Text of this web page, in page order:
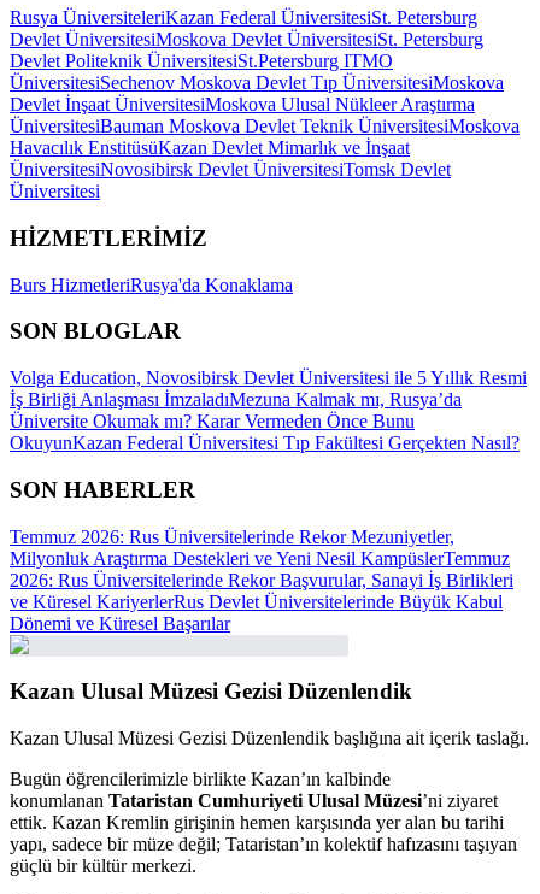
Rusya ÜniversiteleriKazan Federal ÜniversitesiSt. Petersburg
Devlet ÜniversitesiMoskova Devlet ÜniversitesiSt. Petersburg
Devlet Politeknik ÜniversitesiSt.Petersburg ITMO
ÜniversitesiSechenov Moskova Devlet Tıp ÜniversitesiMoskova
Devlet İnşaat ÜniversitesiMoskova Ulusal Nükleer Araştırma
ÜniversitesiBauman Moskova Devlet Teknik ÜniversitesiMoskova
Havacılık EnstitüsüKazan Devlet Mimarlık ve İnşaat
ÜniversitesiNovosibirsk Devlet ÜniversitesiTomsk Devlet
Üniversitesi
HİZMETLERİMİZ
Burs HizmetleriRusya'da Konaklama
SON BLOGLAR
Volga Education, Novosibirsk Devlet Üniversitesi ile 5 Yıllık Resmi
İş Birliği Anlaşması İmzaladıMezuna Kalmak mı, Rusya’da
Üniversite Okumak mı? Karar Vermeden Önce Bunu
OkuyunKazan Federal Üniversitesi Tıp Fakültesi Gerçekten Nasıl?
SON HABERLER
Temmuz 2026: Rus Üniversitelerinde Rekor Mezuniyetler,
Milyonluk Araştırma Destekleri ve Yeni Nesil KampüslerTemmuz
2026: Rus Üniversitelerinde Rekor Başvurular, Sanayi İş Birlikleri
ve Küresel KariyerlerRus Devlet Üniversitelerinde Büyük Kabul
Dönemi ve Küresel Başarılar
Kazan Ulusal Müzesi Gezisi Düzenlendik
Kazan Ulusal Müzesi Gezisi Düzenlendik başlığına ait içerik taslağı.
Bugün öğrencilerimizle birlikte Kazan’ın kalbinde
konumlanan Tataristan Cumhuriyeti Ulusal Müzesi’ni ziyaret
ettik. Kazan Kremlin girişinin hemen karşısında yer alan bu tarihi
yapı, sadece bir müze değil; Tataristan’ın kolektif hafızasını taşıyan
güçlü bir kültür merkezi.